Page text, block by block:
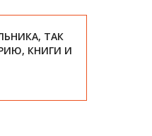
ТАК
КНИГИ И